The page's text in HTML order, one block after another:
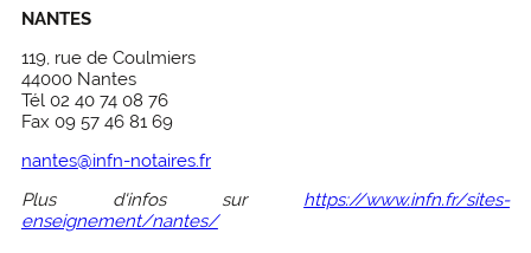
NANTES
119, rue de Coulmiers
44000 Nantes
Tél 02 40 74 08 76
Fax 09 57 46 81 69
nantes@infn-notaires.fr
Plus d'infos sur https://www.infn.fr/sites-
enseignement/nantes/